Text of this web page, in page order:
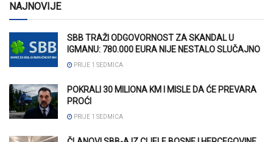
NAJNOVIJE
SBB TRAŽI ODGOVORNOST ZA SKANDAL U
IGMANU: 780.000 EURA NIJE NESTALO SLUČAJNO
PRIJE 1 SEDMICA
POKRALI 30 MILIONA KM I MISLE DA ĆE PREVARA
PROĆI
PRIJE 1 SEDMICA